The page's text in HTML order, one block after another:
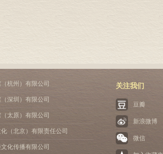
杭州）有限公司
深圳）有限公司
太原）有限公司
（北京）有限责任公司
化传播有限公司
关注我们
豆瓣
新浪微博
微信